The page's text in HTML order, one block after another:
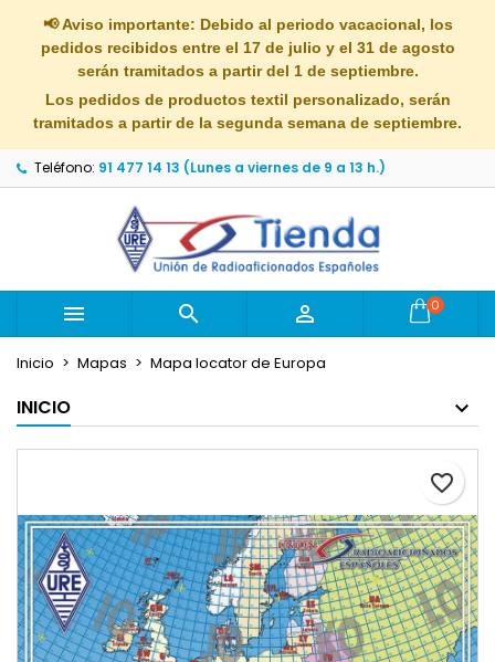
📢 Aviso importante: Debido al periodo vacacional, los
pedidos recibidos entre el 17 de julio y el 31 de agosto
serán tramitados a partir del 1 de septiembre.
Los pedidos de productos textil personalizado, serán
tramitados a partir de la segunda semana de septiembre.
Teléfono: 91 477 14 13 (Lunes a viernes de 9 a 13 h.)
   0
Inicio Mapas Mapa locator de Europa
INICIO
favorite_border
Mi lista de deseos ×
add_circle_outline Crear nueva lista
Crear lista de deseos ×
Nombre de la lista de deseos
Cancelar Crear lista de deseos
Iniciar sesión ×
Debe iniciar sesión para guardar productos en su
lista de deseos.
Cancelar Iniciar sesión